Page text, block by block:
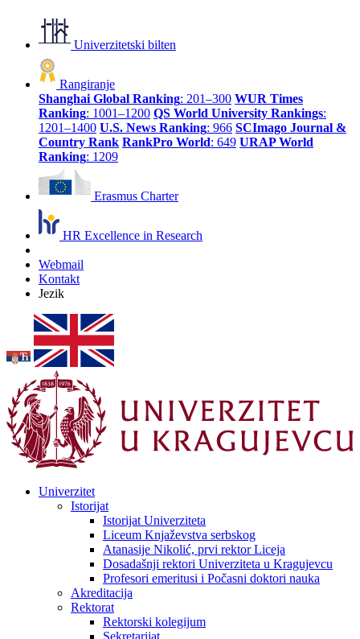
Univerzitetski bilten
Rangiranje
Shanghai Global Ranking: 201–300 WUR Times
Ranking: 1001–1200 QS World University Rankings:
1201–1400 U.S. News Ranking: 966 SCImago Journal &
Country Rank RankPro World: 649 URAP World
Ranking: 1209
Erasmus Charter
HR Excellence in Research
Webmail
Kontakt
Jezik
Univerzitet
Istorijat
Istorijat Univerziteta
Liceum Knjaževstva serbskog
Atanasije Nikolić, prvi rektor Liceja
Dosadašnji rektori Univerziteta u Kragujevcu
Profesori emeritusi i Počasni doktori nauka
Akreditacija
Rektorat
Rektorski kolegijum
Sekretarijat